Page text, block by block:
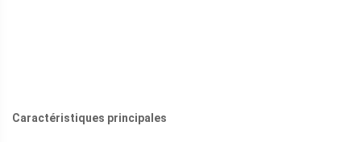
Caractéristiques principales